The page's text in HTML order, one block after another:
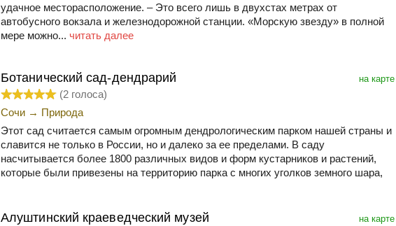
удачное месторасположение. – Это всего лишь в двухстах метрах от
автобусного вокзала и железнодорожной станции. «Морскую звезду» в полной
мере можно... читать далее
на карте
Ботанический сад-дендрарий
(2 голоса)
Сочи → Природа
Этот сад считается самым огромным дендрологическим парком нашей страны и
славится не только в России, но и далеко за ее пределами. В саду
насчитывается более 1800 различных видов и форм кустарников и растений,
которые были привезены на территорию парка с многих уголков земного шара,
на карте
Алуштинский краеведческий музей